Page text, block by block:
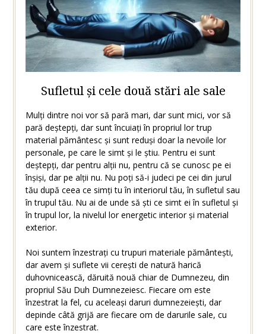
Sufletul și cele două stări ale sale
Mulți dintre noi vor să pară mari, dar sunt mici, vor să
pară deștepți, dar sunt încuiați în propriul lor trup
material pământesc și sunt reduși doar la nevoile lor
personale, pe care le simt și le știu. Pentru ei sunt
deștepți, dar pentru alții nu, pentru că se cunosc pe ei
înșiși, dar pe alții nu. Nu poți să-i judeci pe cei din jurul
tău după ceea ce simți tu în interiorul tău, în sufletul sau
în trupul tău. Nu ai de unde să ști ce simt ei în sufletul și
în trupul lor, la nivelul lor energetic interior și material
exterior.
Noi suntem înzestrați cu trupuri materiale pământești,
dar avem și suflete vii cerești de natură harică
duhovnicească, dăruită nouă chiar de Dumnezeu, din
propriul Său Duh Dumnezeiesc. Fiecare om este
înzestrat la fel, cu aceleași daruri dumnezeiești, dar
depinde câtă grijă are fiecare om de darurile sale, cu
care este înzestrat.